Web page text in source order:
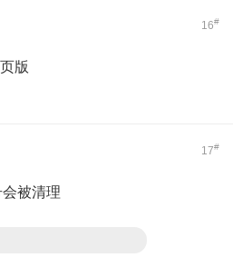
16#
版
17#
被清理